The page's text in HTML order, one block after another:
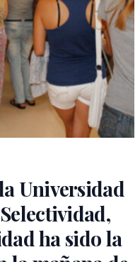
Universidad
ha sido la